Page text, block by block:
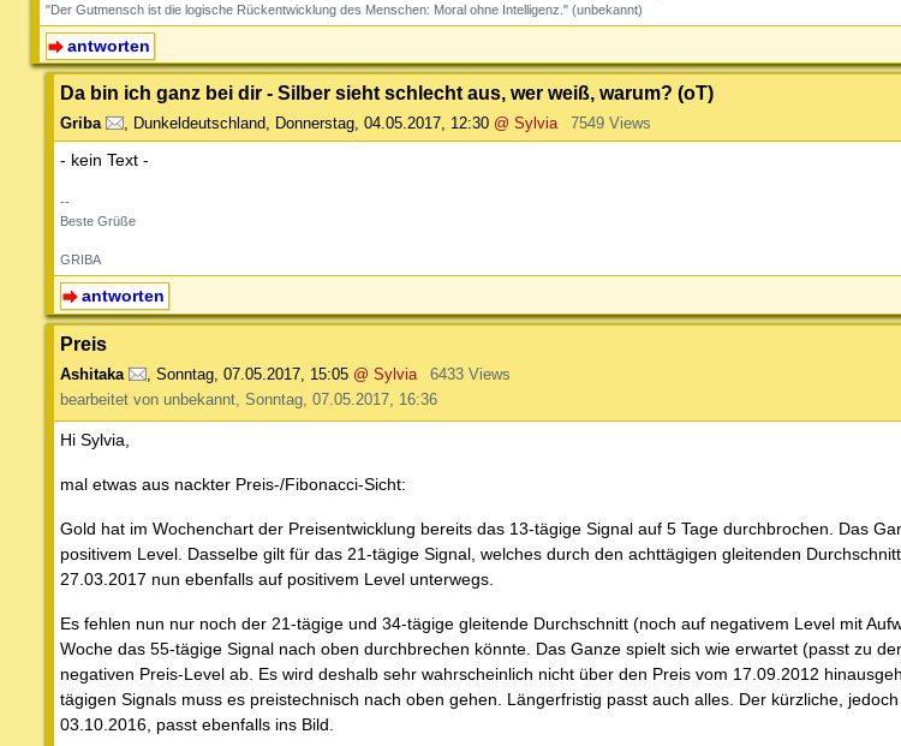
"Der Gutmensch ist die logische Rückentwicklung des Menschen: Moral ohne Intelligenz." (unbekannt)
antworten
Da bin ich ganz bei dir - Silber sieht schlecht aus, wer weiß, warum? (oT)
Griba , Dunkeldeutschland, Donnerstag, 04.05.2017, 12:30 @ Sylvia 7549 Views
- kein Text -
--
Beste Grüße
GRIBA
antworten
Preis
Ashitaka , Sonntag, 07.05.2017, 15:05 @ Sylvia
6433 Views
bearbeitet von unbekannt, Sonntag, 07.05.2017, 16:36
Hi Sylvia,
mal etwas aus nackter Preis-/Fibonacci-Sicht:
Gold hat im Wochenchart der Preisentwicklung bereits das 13-tägige Signal auf 5 Tage durchbrochen. Das
positivem Level. Dasselbe gilt für das 21-tägige Signal, welches durch den achttägigen gleitenden
27.03.2017 nun ebenfalls auf positivem Level unterwegs.
Es fehlen nun nur noch der 21-tägige und 34-tägige gleitende Durchschnitt (noch auf negativem Level mit
Woche das 55-tägige Signal nach oben durchbrechen könnte. Das Ganze spielt sich wie erwartet (passt zu
negativen Preis-Level ab. Es wird deshalb sehr wahrscheinlich nicht über den Preis vom 17.09.2012
tägigen Signals muss es preistechnisch nach oben gehen. Längerfristig passt auch alles. Der kürzliche,
03.10.2016, passt ebenfalls ins Bild.